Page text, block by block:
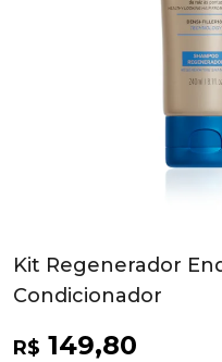
Kit Regenerador
Condicionador
R$ 149,80